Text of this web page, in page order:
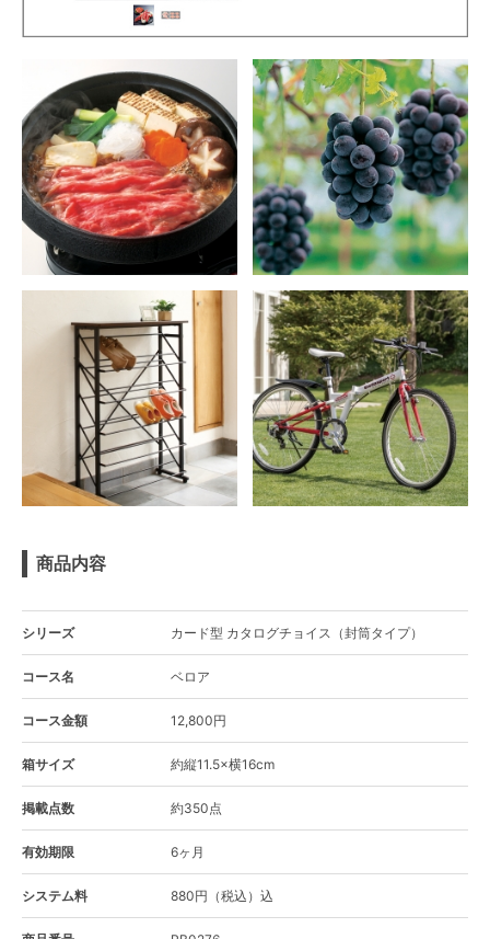
商品内容
シリーズ カード型 カタログチョイス（封筒タイプ）
コース名 ベロア
コース金額 12,800円
箱サイズ 約縦11.5×横16cm
掲載点数 約350点
有効期限 6ヶ月
システム料 880円（税込）込